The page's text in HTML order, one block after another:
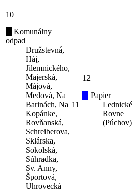
10
Komunálny
odpad
Družstevná,
Háj,
Jilemnického,
Majerská,
Májová,
Medová, Na
Barinách, Na
Kopánke,
Rovňanská,
Schreiberova,
Sklárska,
Sokolská,
Súhradka,
Sv. Anny,
Športová,
Uhrovecká
11
12
Papier
Lednické
Rovne
(Púchov)